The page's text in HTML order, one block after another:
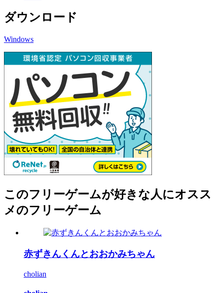
ダウンロード
Windows
このフリーゲームが好きな人にオスス
メのフリーゲーム
赤ずきんくんとおおかみちゃん
cholian